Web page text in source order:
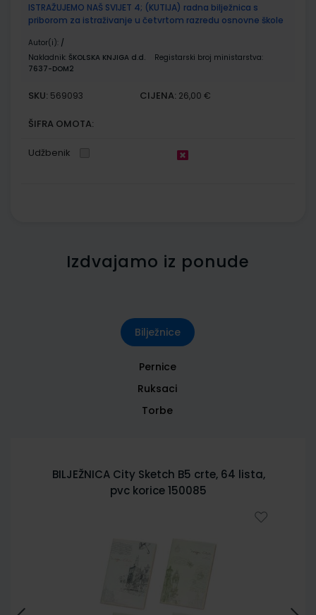
ISTRAŽUJEMO NAŠ SVIJET 4; (KUTIJA) radna bilježnica s
priborom za istraživanje u četvrtom razredu osnovne škole
Autor(i): /
Nakladnik: ŠKOLSKA KNJIGA d.d.
Registarski broj ministarstva:
7637-DOM2
SKU: 569093 CIJENA: 26,00 €
ŠIFRA OMOTA:
Udžbenik
Izdvajamo iz ponude
Bilježnice
Pernice
Ruksaci
Torbe
BILJEŽNICA City Sketch B5 crte, 64 lista,
pvc korice 150085